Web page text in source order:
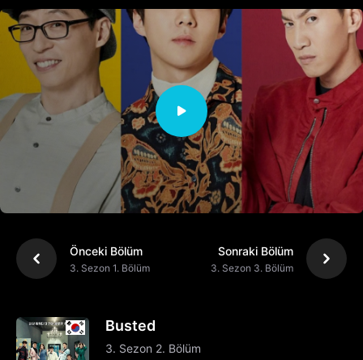
Önceki Bölüm
3. Sezon 1. Bölüm
Sonraki Bölüm
3. Sezon 3. Bölüm
Busted
3. Sezon 2. Bölüm